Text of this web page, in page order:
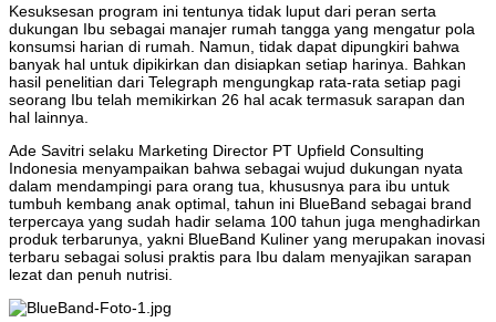
Kesuksesan program ini tentunya tidak luput dari peran serta
dukungan Ibu sebagai manajer rumah tangga yang mengatur pola
konsumsi harian di rumah. Namun, tidak dapat dipungkiri bahwa
banyak hal untuk dipikirkan dan disiapkan setiap harinya. Bahkan
hasil penelitian dari Telegraph mengungkap rata-rata setiap pagi
seorang Ibu telah memikirkan 26 hal acak termasuk sarapan dan
hal lainnya.
Ade Savitri selaku Marketing Director PT Upfield Consulting
Indonesia menyampaikan bahwa sebagai wujud dukungan nyata
dalam mendampingi para orang tua, khususnya para ibu untuk
tumbuh kembang anak optimal, tahun ini BlueBand sebagai brand
terpercaya yang sudah hadir selama 100 tahun juga menghadirkan
produk terbarunya, yakni BlueBand Kuliner yang merupakan inovasi
terbaru sebagai solusi praktis para Ibu dalam menyajikan sarapan
lezat dan penuh nutrisi.